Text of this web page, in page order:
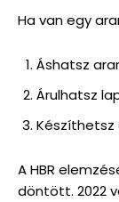
Ha van egy
Áshatsz
Árulhatsz
Készíthetsz
A HBR
döntött. 2022